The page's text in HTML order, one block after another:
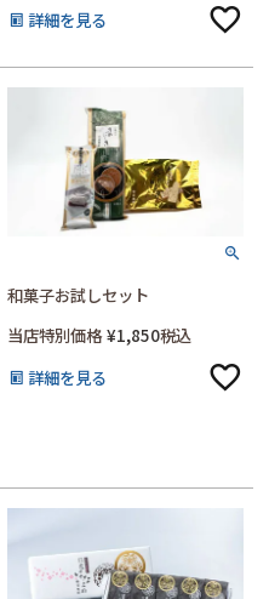
詳細を見る
和菓子お試しセット
当店特別価格 ¥1,850税込
詳細を見る